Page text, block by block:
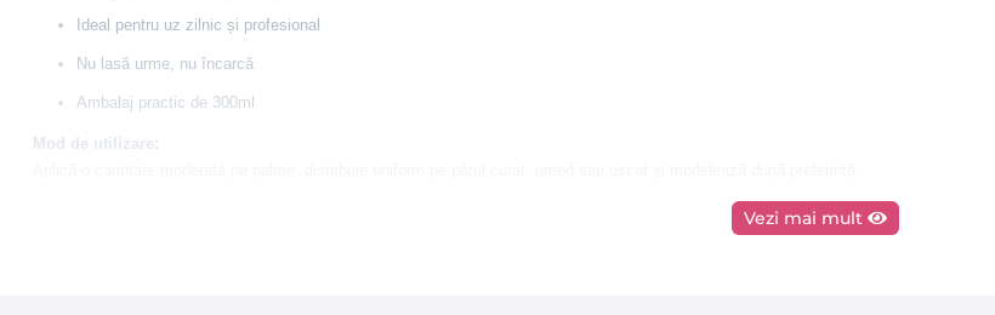
Ideal pentru uz zilnic și profesional
Nu lasă urme, nu încarcă
Ambalaj practic de 300ml
Mod de utilizare:
Aqua, Triethanolamine, Acrylates/Octylacrylamide Copolymer, Carbomer, PEG-90M, Silica, Bht, Hydrolyzed Keratin, Tocopheryl
Vezi mai mult